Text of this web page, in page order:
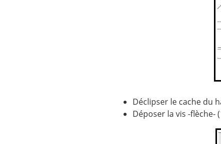
Déclipser le cache du
Déposer la vis -flèche-